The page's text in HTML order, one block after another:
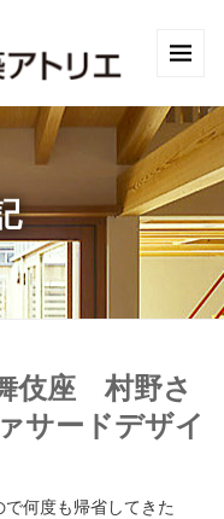
伎座 村野さ
サードデザイ
何度も帰省してきた